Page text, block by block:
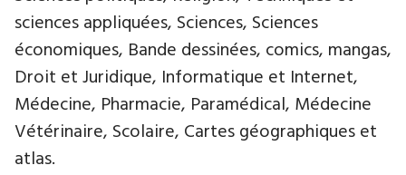
sciences appliquées, Sciences, Sciences
économiques, Bande dessinées, comics, mangas,
Droit et Juridique, Informatique et Internet,
Médecine, Pharmacie, Paramédical, Médecine
Vétérinaire, Scolaire, Cartes géographiques et
atlas.